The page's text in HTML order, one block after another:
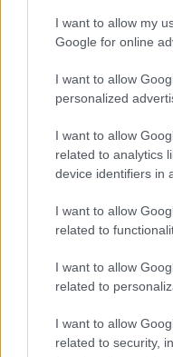
I want to allow my
Google for online
I want to allow
personalized
I want to allow
related to analytics
device identifiers in
I want to allow
related to
I want to allow
related to
I want to allow
related to security,
mandano denunce
un sito che non è
inventato questa
giornalisti
Perché al
Caronte, si salvi chi
giornalista dovrebbe
giusto dare un
Caronte?